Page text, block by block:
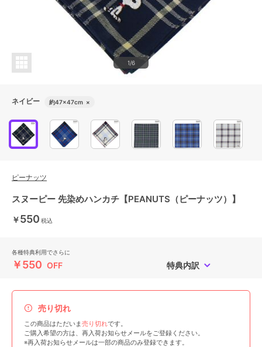
1/6
ネイビー 約47×47cm ×
ピーナッツ
スヌーピー 先染めハンカチ【PEANUTS（ピーナッツ）】
￥550 税込
各種特典利用でさらに
￥550 OFF 特典内訳
売り切れ
この商品はただいま売り切れです。
ご購入希望の方は、再入荷お知らせメールをご登録ください。
※再入荷お知らせメールは一部の商品のみ登録できます。